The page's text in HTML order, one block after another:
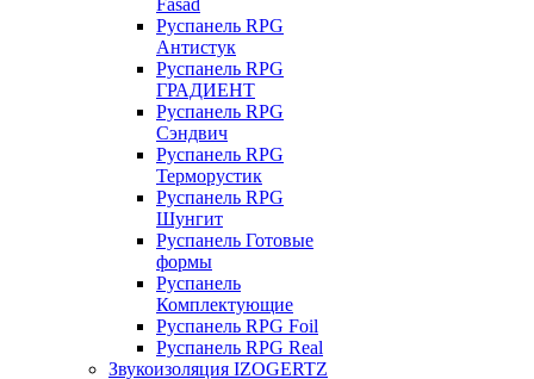
Fasad
Руспанель RPG
Антистук
Руспанель RPG
ГРАДИЕНТ
Руспанель RPG
Сэндвич
Руспанель RPG
Терморустик
Руспанель RPG
Шунгит
Руспанель Готовые
формы
Руспанель
Комплектующие
Руспанель RPG Foil
Руспанель RPG Real
Звукоизоляция IZOGERTZ